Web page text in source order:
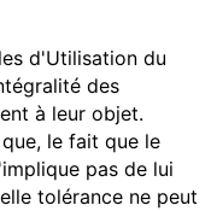
d'Utilisation du
des
à leur objet.
le fait que le
pas de lui
tolérance ne peut